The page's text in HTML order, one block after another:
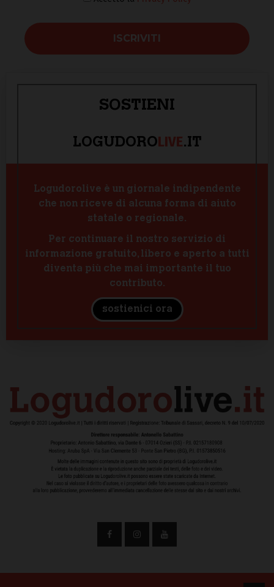
SOSTIENI
LOGUDOROLIVE.IT
Logudorolive è un giornale indipendente
che non riceve di alcuna forma di aiuto
statale o regionale.
Per continuare il nostro servizio di
informazione gratuito, libero e aperto a tutti
diventa più che mai importante il tuo
contributo.
sostienici ora